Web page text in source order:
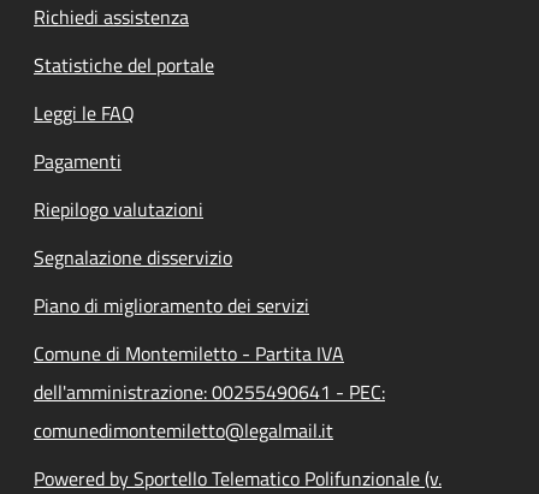
Richiedi assistenza
Statistiche del portale
Leggi le FAQ
Pagamenti
Riepilogo valutazioni
Segnalazione disservizio
Piano di miglioramento dei servizi
Comune di Montemiletto - Partita IVA
dell'amministrazione: 00255490641 - PEC:
comunedimontemiletto@legalmail.it
Powered by Sportello Telematico Polifunzionale (v.